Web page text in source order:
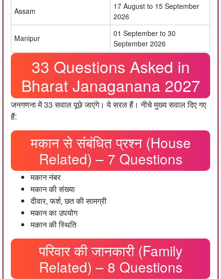
Assam
17 August to 15 September
2026
Manipur
01 September to 30
September 2026
33 Questions Asked in
Bharat Janaganana 2027
जनगणना में 33 सवाल पूछे जाएंगे। ये सरल हैं। नीचे मुख्य सवाल दिए गए
हैं:
मकान से संंबंधित प्रश्न (House
Related) – 7 Questions
मकान नंबर
मकान की संख्या
दीवार, फर्श, छत की सामग्री
मकान का उपयोग
मकान की स्थिति
परिवार की जानकारी (Family
Related) – 8 Questions